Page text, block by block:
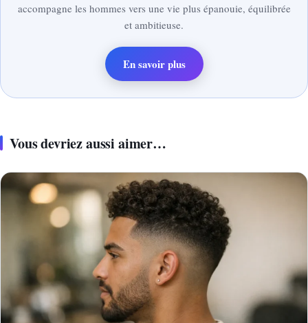
accompagne les hommes vers une vie plus épanouie, équilibrée
et ambitieuse.
En savoir plus
Vous devriez aussi aimer…